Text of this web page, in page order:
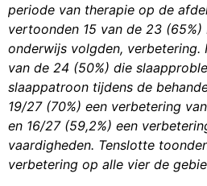
periode van therapie op de
vertoonden 15 van de 23
onderwijs volgden, verbetering.
van de 24 (50%) die
slaappatroon tijdens de
19/27 (70%) een verbetering
en 16/27 (59,2%) een
vaardigheden. Tenslotte
verbetering op alle vier de